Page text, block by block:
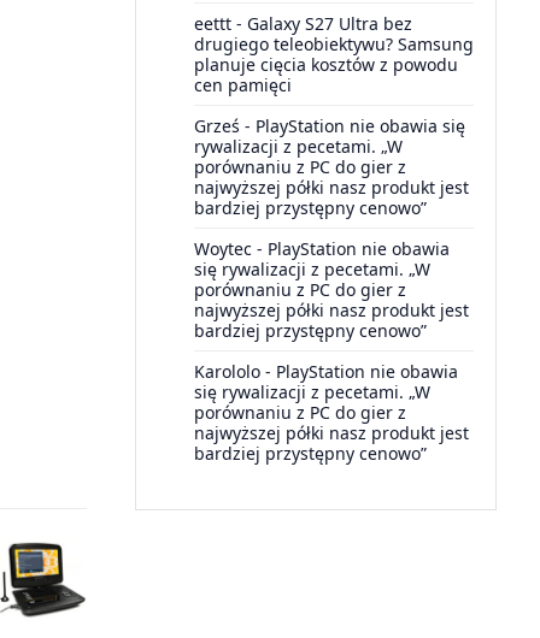
eettt - Galaxy S27 Ultra bez
drugiego teleobiektywu? Samsung
planuje cięcia kosztów z powodu
cen pamięci
Grześ - PlayStation nie obawia się
rywalizacji z pecetami. „W
porównaniu z PC do gier z
najwyższej półki nasz produkt jest
bardziej przystępny cenowo”
Woytec - PlayStation nie obawia
się rywalizacji z pecetami. „W
porównaniu z PC do gier z
najwyższej półki nasz produkt jest
bardziej przystępny cenowo”
Karololo - PlayStation nie obawia
się rywalizacji z pecetami. „W
porównaniu z PC do gier z
najwyższej półki nasz produkt jest
bardziej przystępny cenowo”